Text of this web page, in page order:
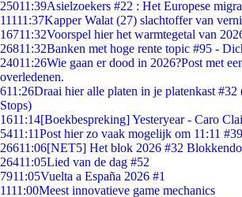
25011:39Asielzoekers #22 : Het Europese
11111:37Kapper Walat (27) slachtoffer van
16711:32Voorspel hier het warmtegetal van
26811:32Banken met hoge rente topic #95 -
24011:26Wie gaan er dood in 2026?Post met
overledenen.
611:26Draai hier alle platen in je platenkast
Stops)
1611:14[Boekbespreking] Yesteryear - Caro
5411:11Post hier zo vaak mogelijk om 11:11
26611:06[NET5] Het blok 2026 #32
26411:05Lied van de dag #52
7911:05Vuelta a España 2026 #1
1111:00Meest innovatieve game mechanics